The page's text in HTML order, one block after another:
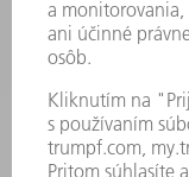
PROFIL FIRMY
PREDSTAVENSTVO
SPRÁVA O
FIREMNÉ PRINCÍPY
ZHODA
SYSTÉM
SECURITY